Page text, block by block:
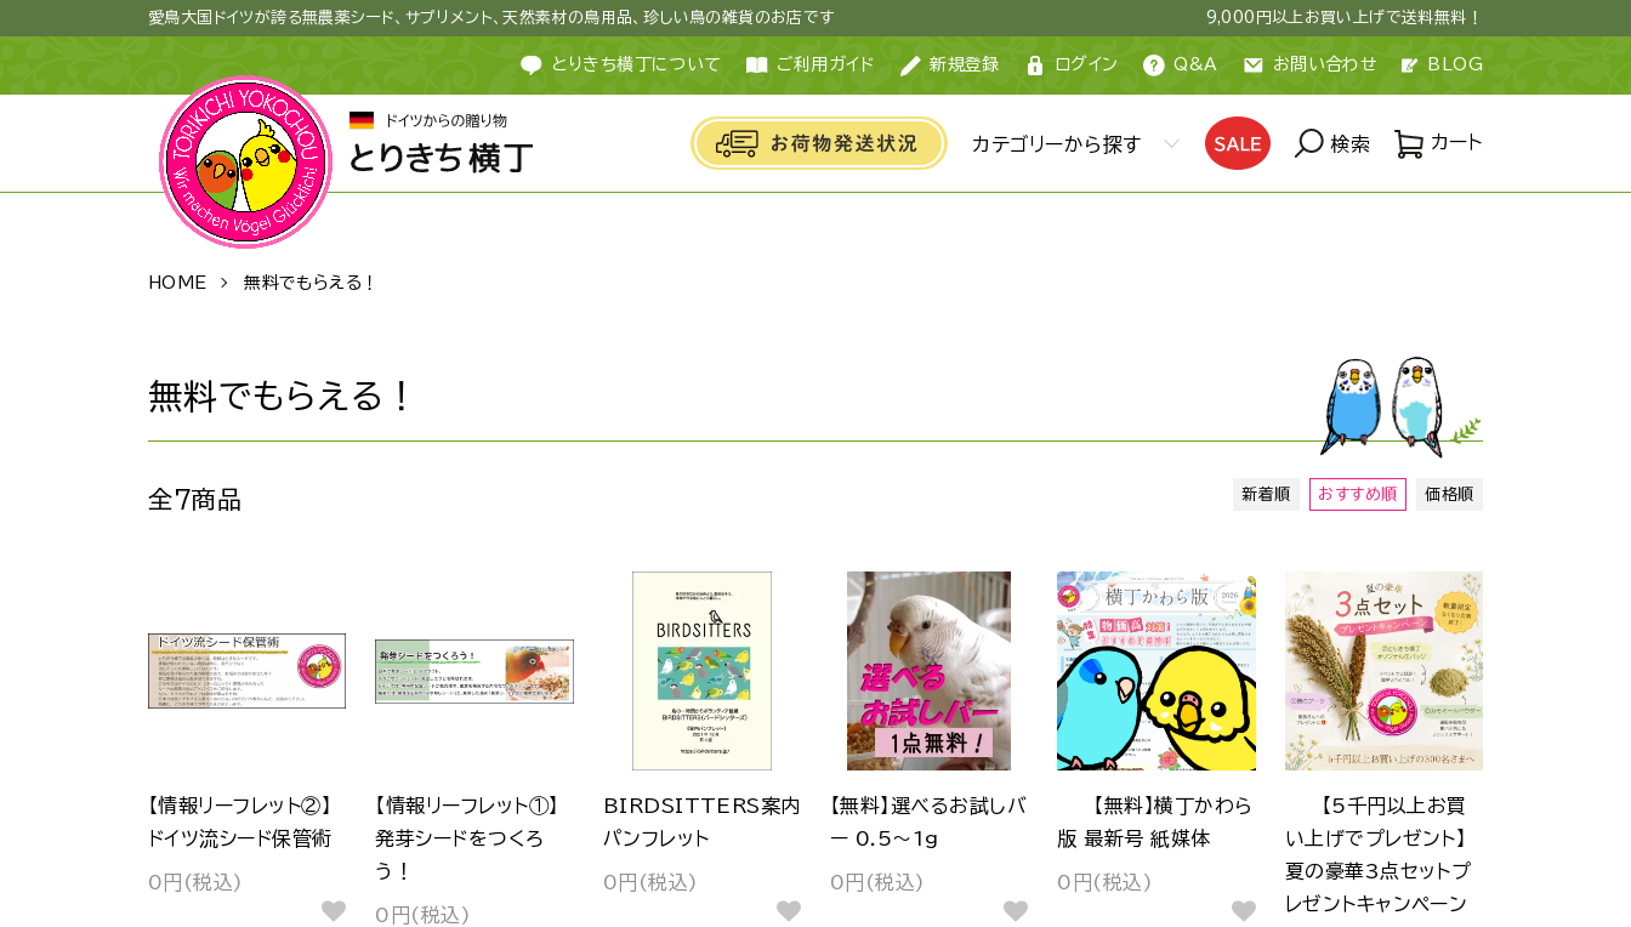
愛鳥大国ドイツが誇る無農薬シード、サプリメント、天然素材の鳥用品、珍しい鳥の雑貨のお店です 9,000円以上お買い上げで送料無料！
とりきち横丁について ご利用ガイド 新規登録 ログイン Q&A お問い合わせ BLOG
カテゴリーから探す 検索 カート
HOME 無料でもらえる！
無料でもらえる！
全7商品 新着順 おすすめ順 価格順
【情報リーフレット②】
ドイツ流シード保管術
0円(税込)
【情報リーフレット①】
発芽シードをつくろ
う！
0円(税込)
BIRDSITTERS案内
パンフレット
0円(税込)
【無料】選べるお試しバ
ー 0.5～1g
0円(税込)
【無料】横丁かわら
版 最新号 紙媒体
0円(税込)
【5千円以上お買
い上げでプレゼント】
夏の豪華3点セットプ
レゼントキャンペーン